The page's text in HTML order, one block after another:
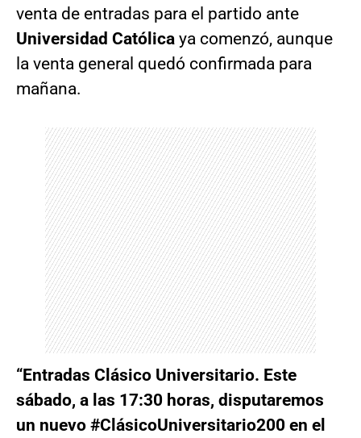
venta de entradas para el partido ante
Universidad Católica ya comenzó, aunque
la venta general quedó confirmada para
mañana.
“Entradas Clásico Universitario. Este
sábado, a las 17:30 horas, disputaremos
un nuevo #ClásicoUniversitario200 en el